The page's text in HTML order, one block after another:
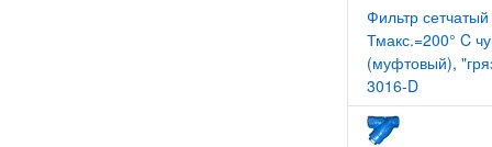
Фильтр
Тмакс.=200° C
(муфтовый),
3016-D